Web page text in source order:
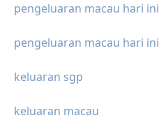
pengeluaran macau hari ini
pengeluaran macau hari ini
keluaran sgp
keluaran macau